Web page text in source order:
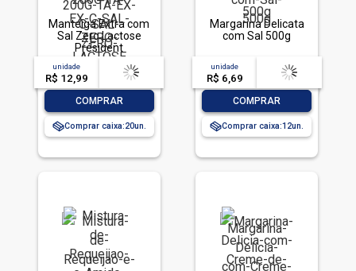
Manteiga Extra com
Sal Zero Lactose
Président
Gastronomique 200g
unidade
R$ 12,99
acima de
-- --,--un.
COMPRAR
Comprar caixa:20
Margarina Delicata
com Sal 500g
unidade
R$ 6,69
acima de
-- --,--un.
COMPRAR
Comprar caixa:12